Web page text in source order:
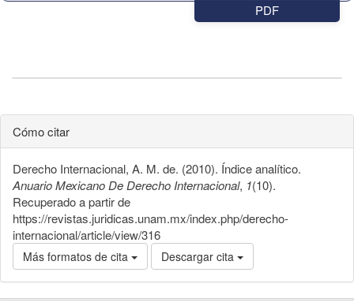
PDF
Cómo citar
Derecho Internacional, A. M. de. (2010). Índice analítico.
Anuario Mexicano De Derecho Internacional, 1(10).
Recuperado a partir de
https://revistas.juridicas.unam.mx/index.php/derecho-
internacional/article/view/316
Más formatos de cita Descargar cita